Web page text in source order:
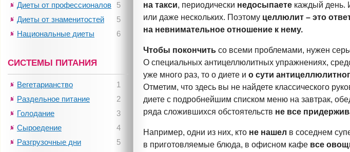
на такси, периодически недосыпаете каждый день.
или даже нескольких. Поэтому целлюлит – это
на невнимательное отношение к нему.
Чтобы покончить со всеми проблемами, нужен
О специальных антицеллюлитных упражнениях,
уже много раз, то о диете ио сути
Отметим, что здесь вы не найдете классического
диете с подробнейшим списком меню на завтрак,
ряда сложившихся обстоятельств не все
Например, одни из них, кто не нашел в соседнем
в приготовляемые блюда, в офисном кафе все
5
Диеты от профессионалов
5
Диеты от знаменитостей
6
Национальные диеты
СИСТЕМЫ ПИТАНИЯ
1
Вегетарианство
2
Раздельное питание
3
Голодание
4
Сыроедение
5
Разгрузочные дни